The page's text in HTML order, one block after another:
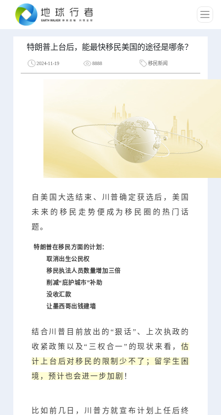
特朗普上台后，能最快移民美国的途径是哪条？
2024-11-19 8888 移民新闻
自美国大选结束、川普确定获选后，美国
未来的移民走势便成为移民圈的热门话
题。
特朗普在移民方面的计划：
取消出生公民权
移民执法人员数量增加三倍
削减“庇护城市”补助
没收汇款
让墨西哥出钱建墙
结合川普目前放出的“狠话”、上次执政的
收紧政策以及“三权合一”的现状来看， 估
计上台后对移民的限制少不了；留学生困
境，预计也会进一步加剧 ！
比如前几日，川普方就宣布计划上任后终